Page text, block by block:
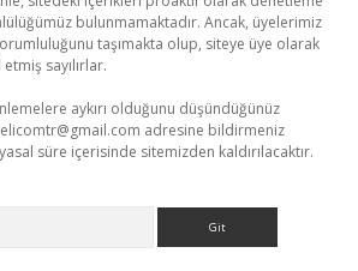
bulunmamaktadır. Ancak, üyelerimiz
taşımakta olup, siteye üye olarak
sayılırlar.
aykırı olduğunu düşündüğünüz
adresine bildirmeniz
süre içerisinde sitemizden kaldırılacaktır.